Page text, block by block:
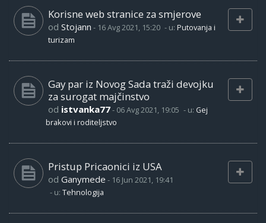
Korisne web stranice za smjerove
od Stojann - 16 Avg 2021, 15:20 - u: Putovanja i
turizam
Gay par iz Novog Sada traži devojku
za surogat majčinstvo
od istvanka77- 06 Avg 2021, 19:05 - u: Gej
brakovi i roditeljstvo
Pristup Pricaonici iz USA
od Ganymede - 16 Jun 2021, 19:41
- u: Tehnologija